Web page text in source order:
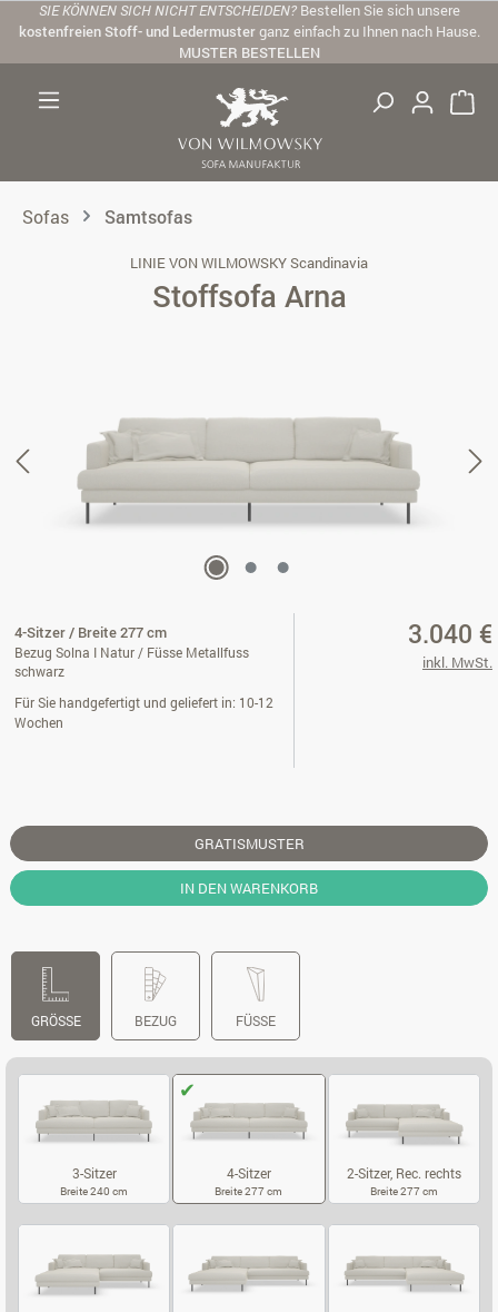
Zum Hauptinhalt springen
SIE KÖNNEN SICH NICHT ENTSCHEIDEN? Bestellen Sie sich unsere
kostenfreien Stoff- und Ledermusterganz einfach zu Ihnen nach Hause.
MUSTER BESTELLEN
Sofas Samtsofas
LINIE VON WILMOWSKY Scandinavia
Stoffsofa Arna
4-Sitzer / Breite 277 cm
Bezug Solna I Natur / Füsse Metallfuss
schwarz
Für Sie handgefertigt und geliefert in: 10-12
Wochen
3.040 €
inkl. MwSt.
GRATISMUSTER
IN DEN WARENKORB
GRÖSSE BEZUG FÜSSE
3-Sitzer
Breite 240 cm
4-Sitzer
Breite 277 cm
2-Sitzer, Rec. rechts
Breite 277 cm